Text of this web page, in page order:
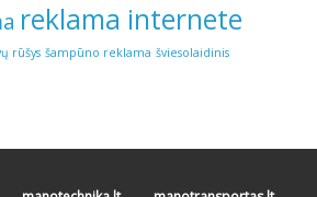
reklama internete
rūšys šampūno reklama šviesolaidinis